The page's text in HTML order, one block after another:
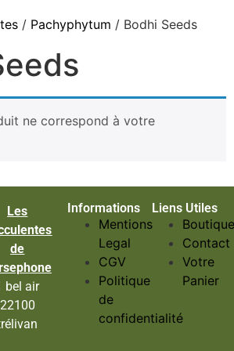
/ Pachyphytum / Bodhi Seeds
ne correspond à votre
Les
de
bel air
22100
Informations
Mentions
Legal
CGV
Politique
de
confidentialité
Liens Utiles
Contact
Votre
Panier